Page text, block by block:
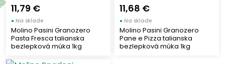
Využitie múky
11,79 €
● Na sklade
Molino Pasini Granozero
Pasta Fresca talianska
bezlepková múka 1kg
11,68 €
● Na sklade
Molino Pasini Granozero
Pane e Pizza talianska
bezlepková múka 1kg